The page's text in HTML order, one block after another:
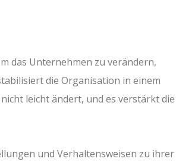
das Unternehmen zu verändern,
die Organisation in einem
leicht ändert, und es verstärkt die
und Verhaltensweisen zu ihrer